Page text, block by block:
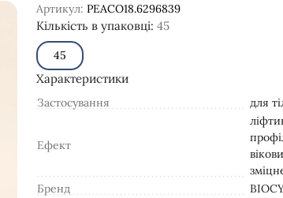
Артикул: PEACO18.6296839
Кількість в упаковці:45
45
Характеристики
Застосування для
Ефект
Бренд